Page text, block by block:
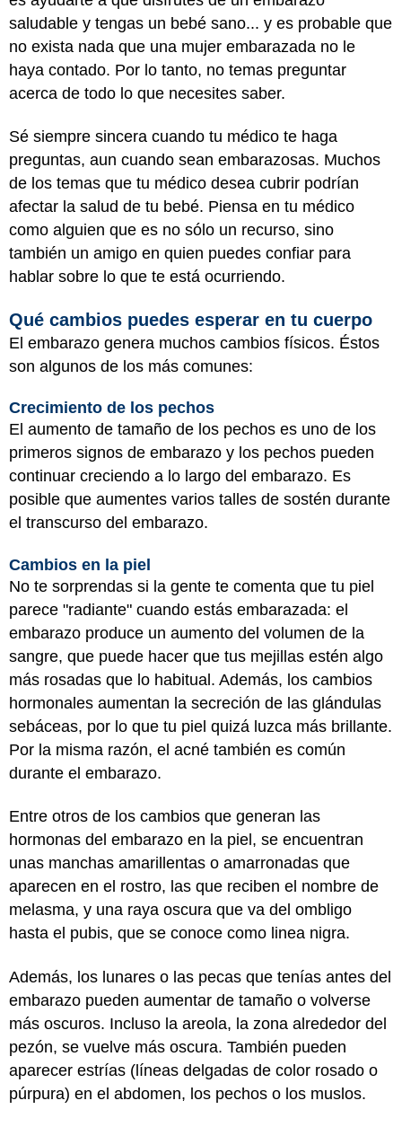
saludable y tengas un bebé sano... y es probable que
no exista nada que una mujer embarazada no le
haya contado. Por lo tanto, no temas preguntar
acerca de todo lo que necesites saber.
Sé siempre sincera cuando tu médico te haga
preguntas, aun cuando sean embarazosas. Muchos
de los temas que tu médico desea cubrir podrían
afectar la salud de tu bebé. Piensa en tu médico
como alguien que es no sólo un recurso, sino
también un amigo en quien puedes confiar para
hablar sobre lo que te está ocurriendo.
Qué cambios puedes esperar en tu cuerpo
El embarazo genera muchos cambios físicos. Éstos
son algunos de los más comunes:
Crecimiento de los pechos
El aumento de tamaño de los pechos es uno de los
primeros signos de embarazo y los pechos pueden
continuar creciendo a lo largo del embarazo. Es
posible que aumentes varios talles de sostén durante
el transcurso del embarazo.
Cambios en la piel
No te sorprendas si la gente te comenta que tu piel
parece "radiante" cuando estás embarazada: el
embarazo produce un aumento del volumen de la
sangre, que puede hacer que tus mejillas estén algo
más rosadas que lo habitual. Además, los cambios
hormonales aumentan la secreción de las glándulas
sebáceas, por lo que tu piel quizá luzca más brillante.
Por la misma razón, el acné también es común
durante el embarazo.
Entre otros de los cambios que generan las
hormonas del embarazo en la piel, se encuentran
unas manchas amarillentas o amarronadas que
aparecen en el rostro, las que reciben el nombre de
melasma, y una raya oscura que va del ombligo
hasta el pubis, que se conoce como linea nigra.
Además, los lunares o las pecas que tenías antes del
embarazo pueden aumentar de tamaño o volverse
más oscuros. Incluso la areola, la zona alrededor del
pezón, se vuelve más oscura. También pueden
aparecer estrías (líneas delgadas de color rosado o
púrpura) en el abdomen, los pechos o los muslos.